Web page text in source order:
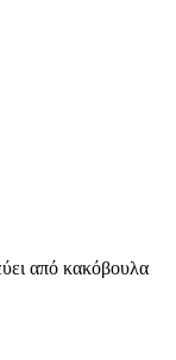
από κακόβουλα